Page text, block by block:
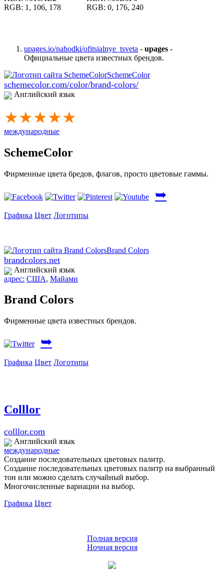
RGB: 1, 106, 178
RGB: 0, 176, 240
upages.io/nahodki/ofitsialnye_tsveta - upages -
Официальные цвета известных брендов.
schemecolor.com/color/brand-colors/
Английский язык
★★★★★
международные
SchemeColor
Фирменные цвета бредов, флагов, просто цветовые гаммы.
➥
Графика Цвет Логотипы
brandcolors.net
Английский язык
адрес: США, Майами
Brand Colors
Фирменные цвета известных брендов.
➥
Графика Цвет Логотипы
Colllor
colllor.com
Английский язык
международные
Создание последовательных цветовых палитр.
Создание последовательных цветовых палитр на выбранный
тон или можно сделать случайный выбор.
Многочисленные вариации на выбор.
Графика Цвет
Полная версия
Ночная версия